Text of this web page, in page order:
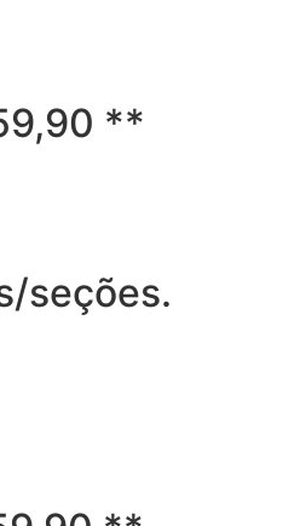
**
seções.